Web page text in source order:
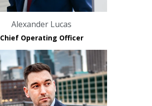
Alexander Lucas
Chief Operating Officer